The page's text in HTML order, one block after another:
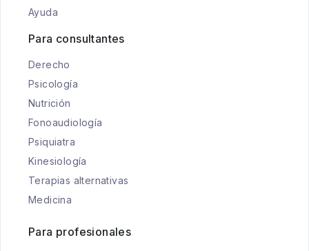
Ayuda
Para consultantes
Derecho
Psicología
Nutrición
Fonoaudiología
Psiquiatra
Kinesiología
Terapias alternativas
Medicina
Para profesionales